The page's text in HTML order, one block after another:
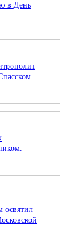
в День
освятил